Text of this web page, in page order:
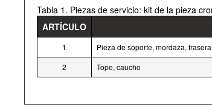
Tabla 1. Piezas de servicio: kit de la pieza
ARTÍCULO
1 Pieza de soporte, mordaza,
2
Tope, caucho